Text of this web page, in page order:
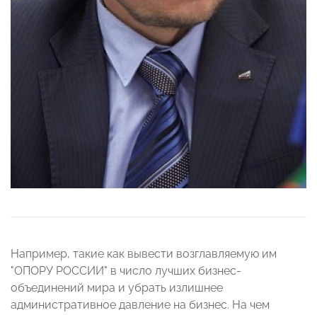
Например, такие как вывести возглавляемую им
"ОПОРУ РОССИИ" в число лучших бизнес-
объединений мира и убрать излишнее
административное давление на бизнес. На чем